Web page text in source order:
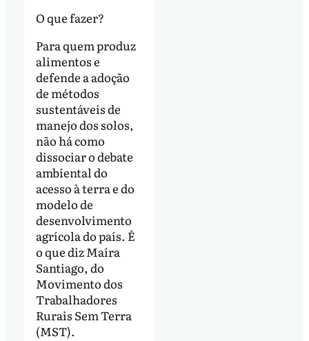
O que fazer?
Para quem produz
alimentos e
defende a adoção
de métodos
sustentáveis de
manejo dos solos,
não há como
dissociar o debate
ambiental do
acesso à terra e do
modelo de
desenvolvimento
agrícola do país. É
o que diz Maíra
Santiago, do
Movimento dos
Trabalhadores
Rurais Sem Terra
(MST).